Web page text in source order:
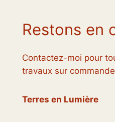
Restons en
Contactez-moi pour
travaux sur
Terres en Lumière